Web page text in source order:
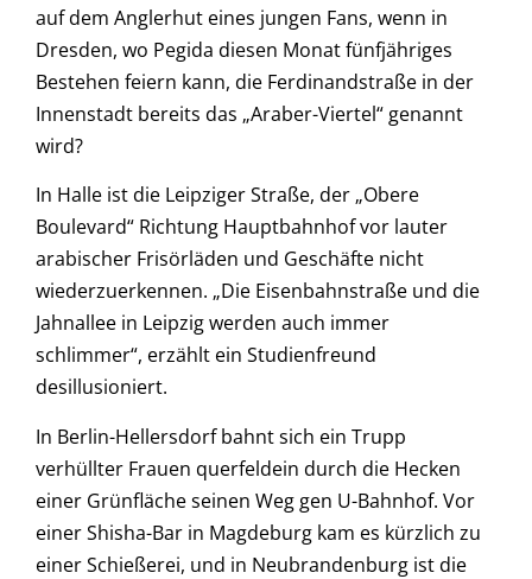
auf dem Anglerhut eines jungen Fans, wenn in
Dresden, wo Pegida diesen Monat fünfjähriges
Bestehen feiern kann, die Ferdinandstraße in der
Innenstadt bereits das „Araber-Viertel“ genannt
wird?
In Halle ist die Leipziger Straße, der „Obere
Boulevard“ Richtung Hauptbahnhof vor lauter
arabischer Frisörläden und Geschäfte nicht
wiederzuerkennen. „Die Eisenbahnstraße und die
Jahnallee in Leipzig werden auch immer
schlimmer“, erzählt ein Studienfreund
desillusioniert.
In Berlin-Hellersdorf bahnt sich ein Trupp
verhüllter Frauen querfeldein durch die Hecken
einer Grünfläche seinen Weg gen U-Bahnhof. Vor
einer Shisha-Bar in Magdeburg kam es kürzlich zu
einer Schießerei, und in Neubrandenburg ist die